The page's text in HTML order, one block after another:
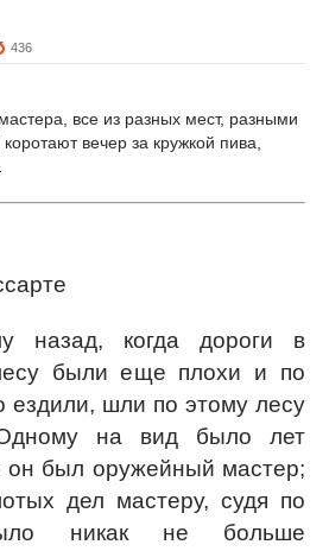
436
все из разных мест, разными
вечер за кружкой пива,
назад, когда дороги в
были еще плохи и по
ездили, шли по этому лесу
на вид было лет
он был оружейный мастер;
дел мастеру, судя по
никак не больше